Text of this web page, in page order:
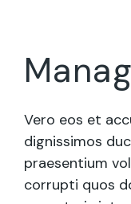
Vero eos et
dignissimos
praesentium
corrupti quos